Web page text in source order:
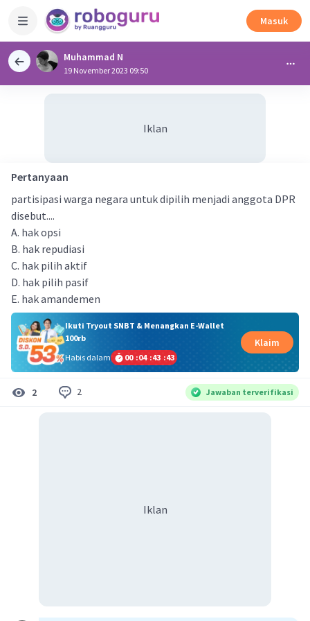
Masuk
Muhammad N
19 November 2023 09:50
Iklan
Pertanyaan
partisipasi warga negara untuk dipilih menjadi anggota DPR
disebut....
A. hak opsi
B. hak repudiasi
C. hak pilih aktif
D. hak pilih pasif
E. hak amandemen
Ikuti Tryout SNBT & Menangkan E-Wallet
100rb
Habis dalam
00 :04 :43 :43
Klaim
2 2 Jawaban terverifikasi
Iklan